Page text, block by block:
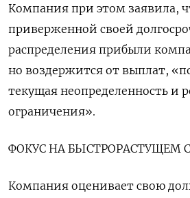
Компания при этом заявила,
приверженной своей
распределения прибыли
но воздержится от выплат,
текущая неопределенность и
ограничения».
ФОКУС НА БЫСТРОРАСТУЩЕМ
Компания оценивает свою